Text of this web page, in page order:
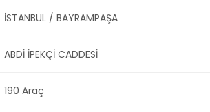
İSTANBUL / BAYRAMPAŞA
ABDİ İPEKÇİ CADDESİ
190 Araç